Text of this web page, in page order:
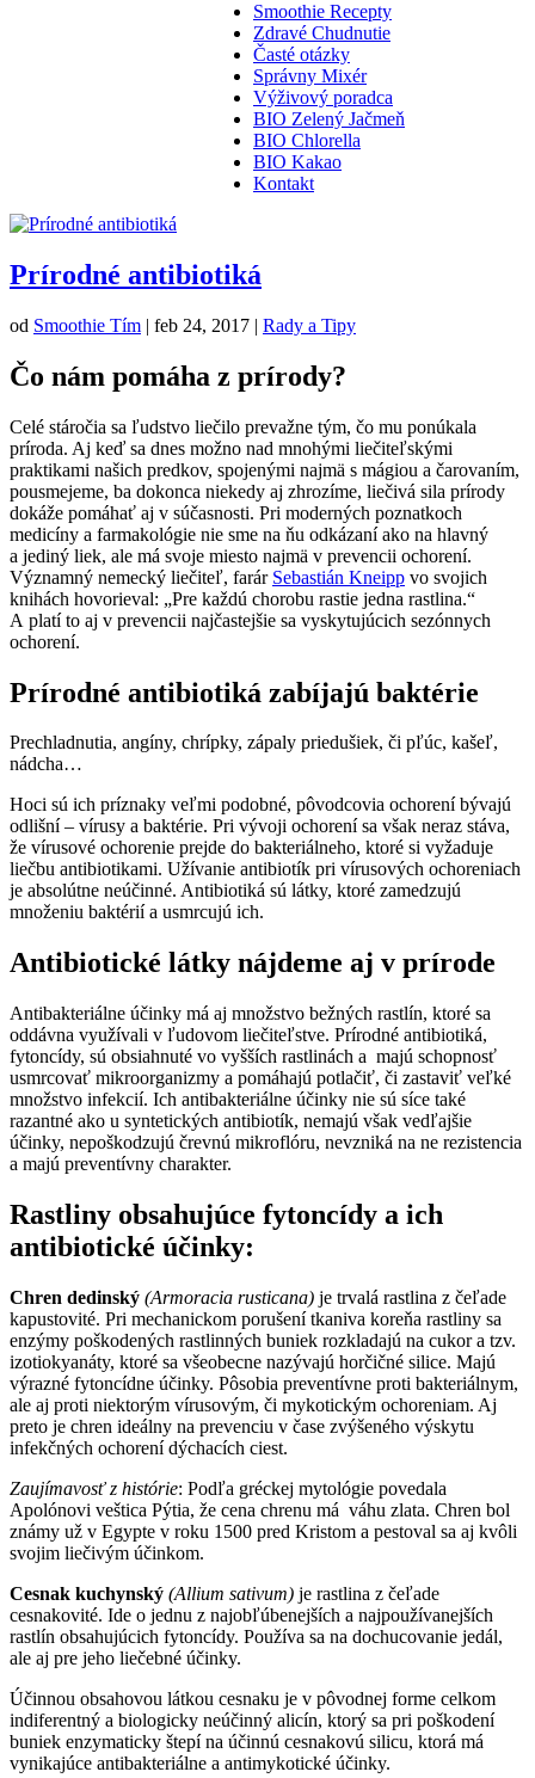
Smoothie Recepty
Zdravé Chudnutie
Časté otázky
Správny Mixér
Výživový poradca
BIO Zelený Jačmeň
BIO Chlorella
BIO Kakao
Kontakt
Prírodné antibiotiká
od Smoothie Tím | feb 24, 2017 | Rady a Tipy
Čo nám pomáha z prírody?
Celé stáročia sa ľudstvo liečilo prevažne tým, čo mu ponúkala
príroda. Aj keď sa dnes možno nad mnohými liečiteľskými
praktikami našich predkov, spojenými najmä s mágiou a čarovaním,
pousmejeme, ba dokonca niekedy aj zhrozíme, liečivá sila prírody
dokáže pomáhať aj v súčasnosti. Pri moderných poznatkoch
medicíny a farmakológie nie sme na ňu odkázaní ako na hlavný
a jediný liek, ale má svoje miesto najmä v prevencii ochorení.
Významný nemecký liečiteľ, farár Sebastián Kneipp vo svojich
knihách hovorieval: „Pre každú chorobu rastie jedna rastlina.“
A platí to aj v prevencii najčastejšie sa vyskytujúcich sezónnych
ochorení.
Prírodné antibiotiká zabíjajú baktérie
Prechladnutia, angíny, chrípky, zápaly priedušiek, či pľúc, kašeľ,
nádcha…
Hoci sú ich príznaky veľmi podobné, pôvodcovia ochorení bývajú
odlišní – vírusy a baktérie. Pri vývoji ochorení sa však neraz stáva,
že vírusové ochorenie prejde do bakteriálneho, ktoré si vyžaduje
liečbu antibiotikami. Užívanie antibiotík pri vírusových ochoreniach
je absolútne neúčinné. Antibiotiká sú látky, ktoré zamedzujú
množeniu baktérií a usmrcujú ich.
Antibiotické látky nájdeme aj v prírode
Antibakteriálne účinky má aj množstvo bežných rastlín, ktoré sa
oddávna využívali v ľudovom liečiteľstve. Prírodné antibiotiká,
fytoncídy, sú obsiahnuté vo vyšších rastlinách a majú schopnosť
usmrcovať mikroorganizmy a pomáhajú potlačiť, či zastaviť veľké
množstvo infekcií. Ich antibakteriálne účinky nie sú síce také
razantné ako u syntetických antibiotík, nemajú však vedľajšie
účinky, nepoškodzujú črevnú mikroflóru, nevzniká na ne rezistencia
a majú preventívny charakter.
Rastliny obsahujúce fytoncídy a ich
antibiotické účinky:
Chren dedinský (Armoracia rusticana) je trvalá rastlina z čeľade
kapustovité. Pri mechanickom porušení tkaniva koreňa rastliny sa
enzýmy poškodených rastlinných buniek rozkladajú na cukor a tzv.
izotiokyanáty, ktoré sa všeobecne nazývajú horčičné silice. Majú
výrazné fytoncídne účinky. Pôsobia preventívne proti bakteriálnym,
ale aj proti niektorým vírusovým, či mykotickým ochoreniam. Aj
preto je chren ideálny na prevenciu v čase zvýšeného výskytu
infekčných ochorení dýchacích ciest.
Zaujímavosť z histórie: Podľa gréckej mytológie povedala
Apolónovi veštica Pýtia, že cena chrenu má váhu zlata. Chren bol
známy už v Egypte v roku 1500 pred Kristom a pestoval sa aj kvôli
svojim liečivým účinkom.
Cesnak kuchynský (Allium sativum) je rastlina z čeľade
cesnakovité. Ide o jednu z najobľúbenejších a najpoužívanejších
rastlín obsahujúcich fytoncídy. Používa sa na dochucovanie jedál,
ale aj pre jeho liečebné účinky.
Účinnou obsahovou látkou cesnaku je v pôvodnej forme celkom
indiferentný a biologicky neúčinný alicín, ktorý sa pri poškodení
buniek enzymaticky štepí na účinnú cesnakovú silicu, ktorá má
vynikajúce antibakteriálne a antimykotické účinky.